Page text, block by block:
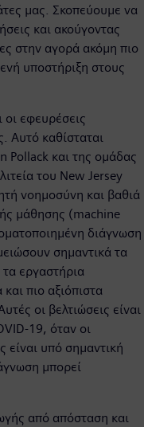
μας. Σκοπεύουμε να
και ακούγοντας
στην αγορά ακόμη πιο
υποστήριξη στους
οι εφευρέσεις
Αυτό καθίσταται
Pollack και της ομάδας
του New Jersey
νοημοσύνη και βαθιά
μάθησης (machine
διάγνωση
σημαντικά τα
εργαστήρια
πιο αξιόπιστα
οι βελτιώσεις είναι
19, όταν οι
είναι υπό σημαντική
μπορεί
από απόσταση και